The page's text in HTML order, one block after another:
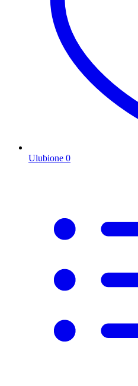
Ulubione 0